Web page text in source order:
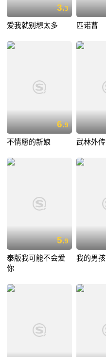
3.3
爱我就别想太多 匹诺曹
6.9
不情愿的新娘 武林外传
5.9
泰版我可能不会爱
你
我的男孩